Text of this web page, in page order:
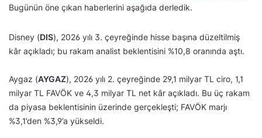
Bugünün öne çıkan haberlerini aşağıda derledik.
Disney (DIS), 2026 yılı 3. çeyreğinde hisse başına düzeltilmiş
kâr açıkladı; bu rakam analist beklentisini %10,8 oranında aştı.
Aygaz (AYGAZ), 2026 yılı 2. çeyreğinde 29,1 milyar TL ciro, 1,1
milyar TL FAVÖK ve 4,3 milyar TL net kâr açıkladı. Bu üç rakam
da piyasa beklentisinin üzerinde gerçekleşti; FAVÖK marjı
%3,1’den %3,9’a yükseldi.